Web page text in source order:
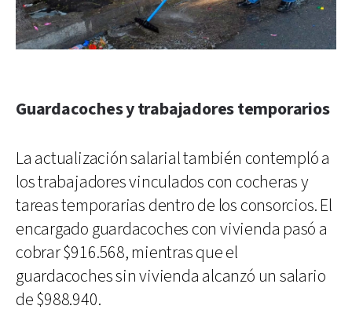
Guardacoches y trabajadores temporarios
La actualización salarial también contempló a
los trabajadores vinculados con cocheras y
tareas temporarias dentro de los consorcios. El
encargado guardacoches con vivienda pasó a
cobrar $916.568, mientras que el
guardacoches sin vivienda alcanzó un salario
de $988.940.